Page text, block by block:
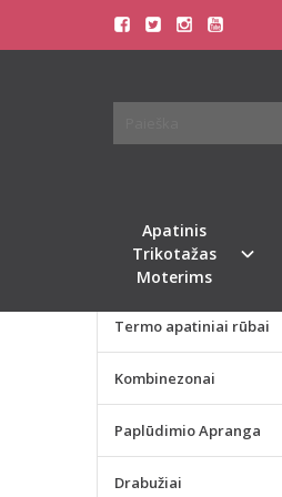
Apatinis
Trikotažas
Moterims
Valentino dienos dovana
Liemenėlės
Termo apatiniai rūbai
Kombinezonai
Paplūdimio Apranga
Drabužiai